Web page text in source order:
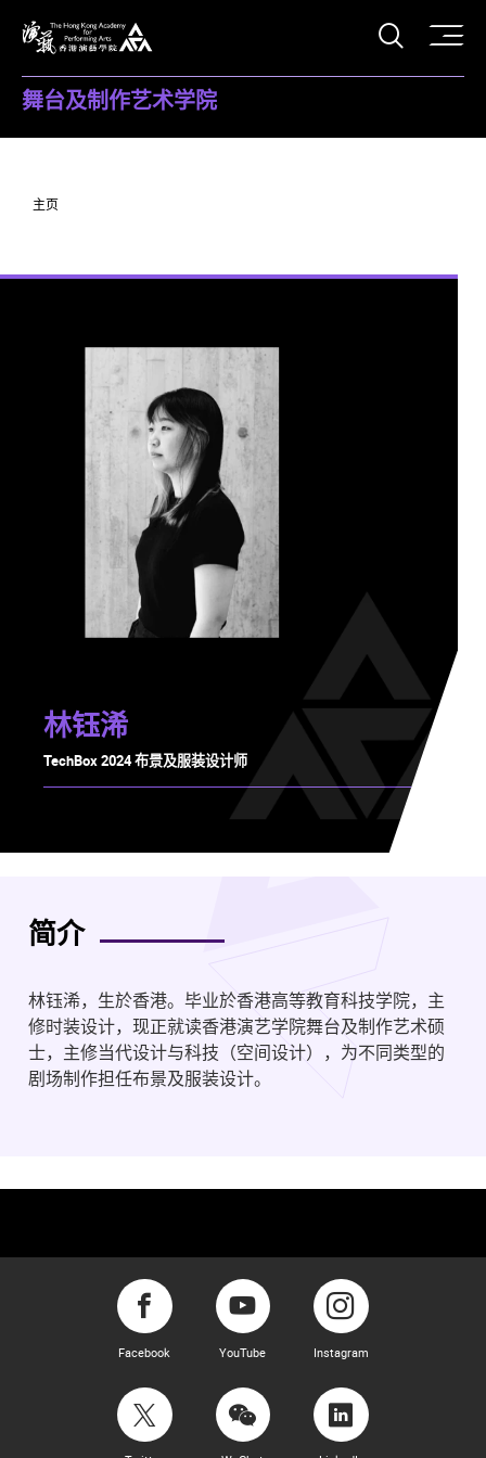
打开
舞台及制作艺术学院
主页
林钰浠
TechBox 2024 布景及服装设计师
简介
林钰浠，生於香港。毕业於香港高等教育科技学院，主
修时装设计，现正就读香港演艺学院舞台及制作艺术硕
士，主修当代设计与科技（空间设计），为不同类型的
剧场制作担任布景及服装设计。
Facebook YouTube Instagram